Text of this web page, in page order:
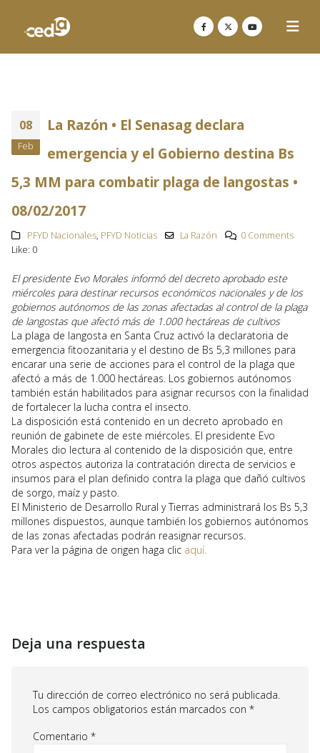
08
Feb
La Razón • El Senasag declara
emergencia y el Gobierno destina Bs
5,3 MM para combatir plaga de langostas •
08/02/2017
PFYD Nacionales, PFYD Noticias La Razón
0 Comments
Like: 0
El presidente Evo Morales informó del decreto aprobado este
miércoles para destinar recursos económicos nacionales y de los
gobiernos autónomos de las zonas afectadas al control de la plaga
de langostas que afectó más de 1.000 hectáreas de cultivos
La plaga de langosta en Santa Cruz activó la declaratoria de
emergencia fitoozanitaria y el destino de Bs 5,3 millones para
encarar una serie de acciones para el control de la plaga que
afectó a más de 1.000 hectáreas. Los gobiernos autónomos
también están habilitados para asignar recursos con la finalidad
de fortalecer la lucha contra el insecto.
La disposición está contenido en un decreto aprobado en
reunión de gabinete de este miércoles. El presidente Evo
Morales dio lectura al contenido de la disposición que, entre
otros aspectos autoriza la contratación directa de servicios e
insumos para el plan definido contra la plaga que dañó cultivos
de sorgo, maíz y pasto.
El Ministerio de Desarrollo Rural y Tierras administrará los Bs 5,3
millones dispuestos, aunque también los gobiernos autónomos
de las zonas afectadas podrán reasignar recursos.
Para ver la página de origen haga clic aquí.
Deja una respuesta
Tu dirección de correo electrónico no será publicada.
Los campos obligatorios están marcados con *
Comentario *